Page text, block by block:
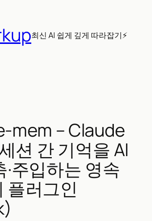
최신 AI 쉽게 깊게 따라잡기⚡
mem – Claude
션 간 기억을 AI
·주입하는 영속
플러그인